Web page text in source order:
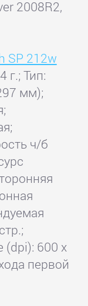
2008R2,
SP 212w
г.; Тип:
мм);
ч/б
(dpi): 600 x
первой